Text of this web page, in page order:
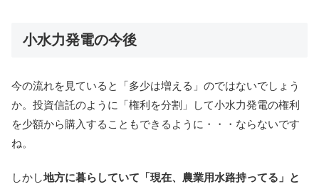
小水力発電の今後
今の流れを見ていると「多少は増える」のではないでしょう
か。投資信託のように「権利を分割」して小水力発電の権利
を少額から購入することもできるように・・・ならないです
ね。
しかし地方に暮らしていて「現在、農業用水路持ってる」と